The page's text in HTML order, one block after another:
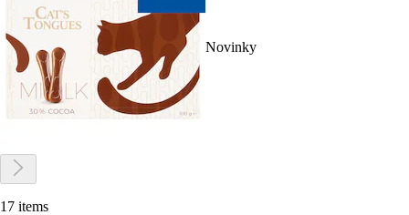
Novinky
17 items